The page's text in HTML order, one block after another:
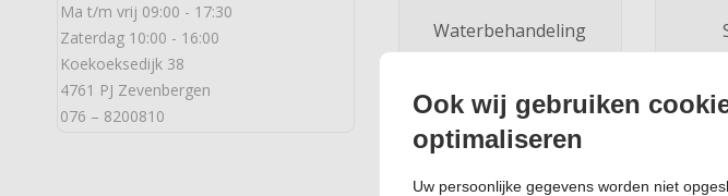
Ma t/m vrij 09:00 - 17:30
Zaterdag 10:00 - 16:00
Koekoeksedijk 38
4761 PJ Zevenbergen
076 – 8200810
Waterbehandeling
Ook wij gebruiken
optimaliseren
Uw persoonlijke gegevens worden niet